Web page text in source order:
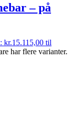
– på
kr.15.115,00 til
har flere varianter.